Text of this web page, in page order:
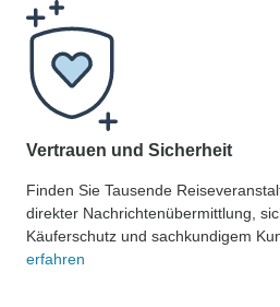
Vertrauen und Sicherheit
Finden Sie Tausende
direkter Nachrichtenübermittlung,
Käuferschutz und sachkundigem
erfahren